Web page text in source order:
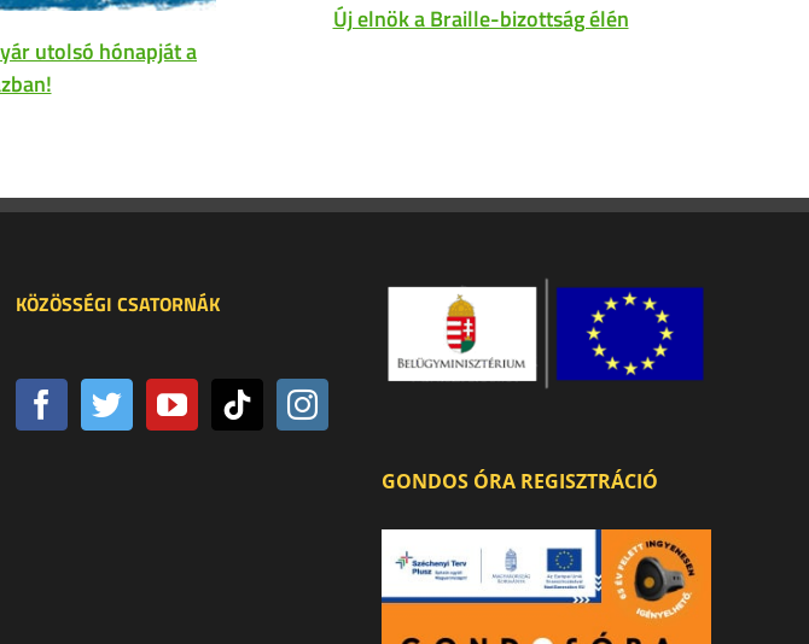
utolsó hónapját a
Új elnök a Braille-bizottság élén
KÖZÖSSÉGI CSATORNÁK
GONDOS ÓRA REGISZTRÁCIÓ